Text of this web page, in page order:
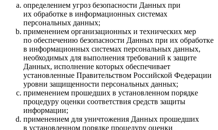
определением угроз безопасности Данных при
их обработке в информационных системах
персональных данных;
применением организационных и технических мер
по обеспечению безопасности Данных при их обработке
в информационных системах персональных данных,
необходимых для выполнения требований к защите
Данных, исполнение которых обеспечивает
установленные Правительством Российской Федерации
уровни защищенности персональных данных;
применением прошедших в установленном порядке
процедуру оценки соответствия средств защиты
информации;
применением для уничтожения Данных прошедших
в установленном порядке процедуру оценки